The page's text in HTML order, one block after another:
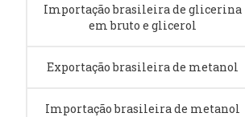
Importação brasileira de glicerina
em bruto e glicerol
Exportação brasileira de metanol
Importação brasileira de metanol